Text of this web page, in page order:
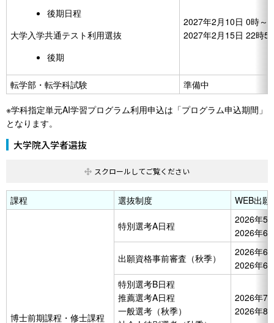
後期日程
大学入学共通テスト利用選抜
後期
2027年2月10日 0時～
2027年2月15日 22時
転学部・転学科試験 準備中
※学科指定単元AI学習プログラム利用申込は「プログラム申込期間」
となります。
大学院入学者選抜
課程 選抜制度 WEB出願
博士前期課程・修士課程
特別選考A日程
2026年5
2026年6
出願資格事前審査（秋季）
2026年6
2026年6
特別選考B日程
推薦選考A日程
一般選考（秋季）
2026年7
2026年8